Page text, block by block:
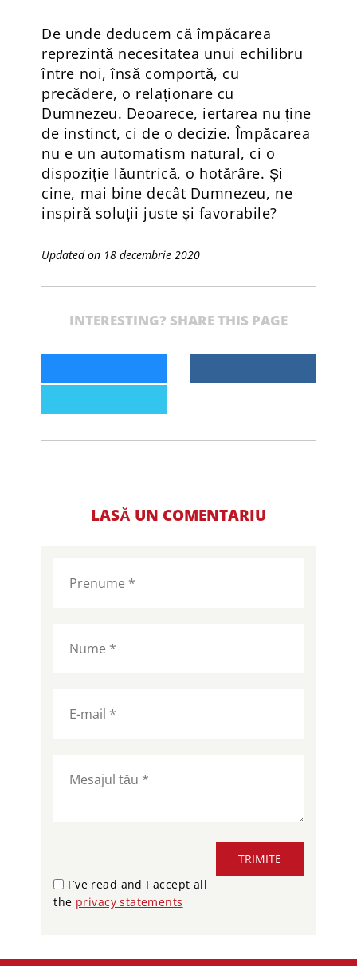
De unde deducem că împăcarea
reprezintă necesitatea unui echilibru
între noi, însă comportă, cu
precădere, o relaționare cu
Dumnezeu. Deoarece, iertarea nu ține
de instinct, ci de o decizie. Împăcarea
nu e un automatism natural, ci o
dispoziție lăuntrică, o hotărâre. Și
cine, mai bine decât Dumnezeu, ne
inspiră soluții juste și favorabile?
Updated on 18 decembrie 2020
INTERESTING? SHARE THIS PAGE
LASĂ UN COMENTARIU
TRIMITE
I`ve read and I accept all
the privacy statements